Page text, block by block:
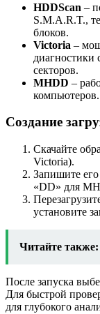
HDDScan –
S.M.A.R.T.,
блоков.
Victoria –
секторов.
MHDD –
компьютеров.
Создание
Скачайте
Victoria).
Запишите
«DD» для
установите
Читайте также:
После запуска
Для быстрой
для глубокого